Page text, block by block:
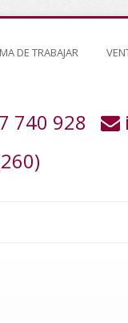
DE TRABAJAR
740 928